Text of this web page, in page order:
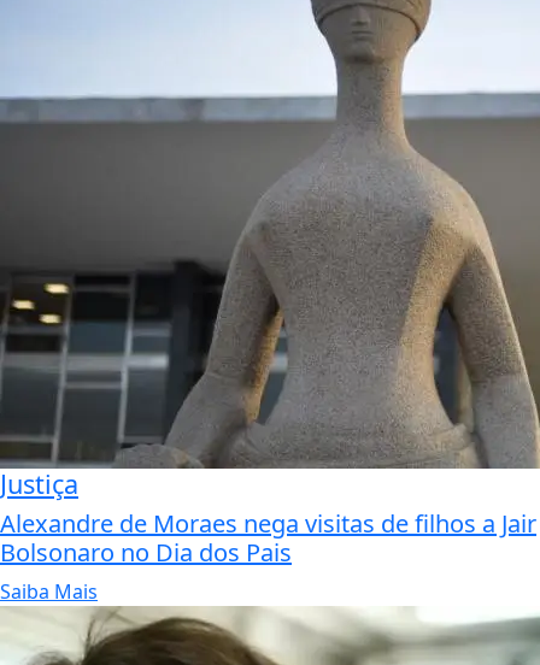
Justiça
Alexandre de Moraes nega visitas de filhos a Jair
Bolsonaro no Dia dos Pais
Saiba Mais